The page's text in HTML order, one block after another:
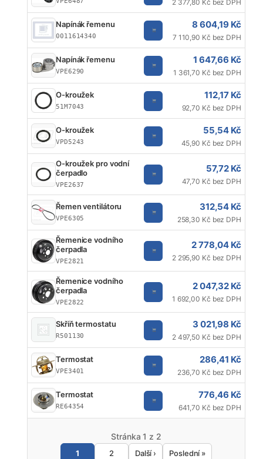
2 377,80 Kč bez DPH
Napínák řemenu
0011614340
8 604,19 Kč
7 110,90 Kč bez DPH
Napínák řemenu
VPE6290
1 647,66 Kč
1 361,70 Kč bez DPH
O-kroužek
51M7043
112,17 Kč
92,70 Kč bez DPH
O-kroužek
VPD5243
55,54 Kč
45,90 Kč bez DPH
O-kroužek pro vodní
čerpadlo
VPE2637
57,72 Kč
47,70 Kč bez DPH
Řemen ventilátoru
VPE6305
312,54 Kč
258,30 Kč bez DPH
Řemenice vodního
čerpadla
VPE2821
2 778,04 Kč
2 295,90 Kč bez DPH
Řemenice vodního
čerpadla
VPE2822
2 047,32 Kč
1 692,00 Kč bez DPH
Skříň termostatu
R501130
3 021,98 Kč
2 497,50 Kč bez DPH
Termostat
VPE3401
286,41 Kč
236,70 Kč bez DPH
Termostat
RE64354
776,46 Kč
641,70 Kč bez DPH
Stránka 1 z 2
1 2 Další › Poslední »